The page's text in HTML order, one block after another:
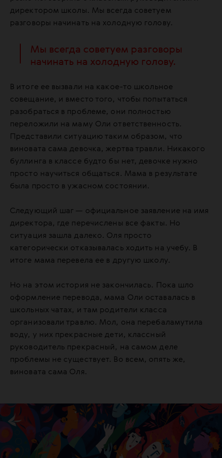
директором школы. Мы всегда советуем
разговоры начинать на холодную голову.
Мы всегда советуем разговоры
начинать на холодную голову.
В итоге ее вызвали на какое-то школьное
совещание, и вместо того, чтобы попытаться
разобраться в проблеме, они полностью
переложили на маму Оли ответственность.
Представили ситуацию таким образом, что
виновата сама девочка, жертва травли. Никакого
буллинга в классе будто бы нет, девочке нужно
просто научиться общаться. Мама в результате
была просто в ужасном состоянии.
Следующий шаг — официальное заявление на имя
директора, где перечислены все факты. Но
ситуация зашла далеко. Оля просто
категорически отказывалась ходить на учебу. В
итоге мама перевела ее в другую школу.
Но на этом история не закончилась. Пока шло
оформление перевода, мама Оли оставалась в
школьных чатах, и там родители класса
организовали травлю. Мол, она перебаламутила
воду, у них прекрасные дети, классный
руководитель прекрасный, на самом деле
проблемы не существует. Во всем, опять же,
виновата сама Оля.